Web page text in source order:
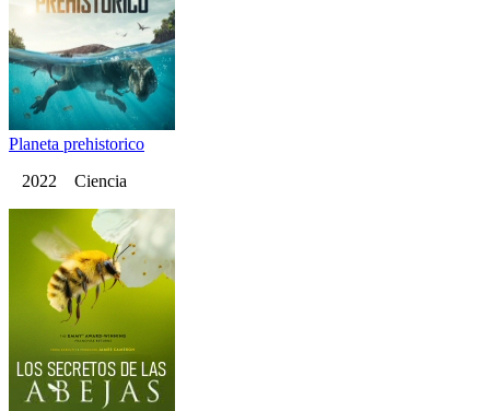
Planeta prehistorico
2022 Ciencia